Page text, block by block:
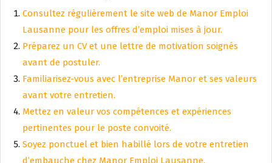
Consultez régulièrement le site web de Manor Emploi
Lausanne pour les offres d’emploi mises à jour.
Préparez un CV et une lettre de motivation soignés
avant de postuler.
Familiarisez-vous avec l’entreprise Manor et ses valeurs
avant votre entretien.
Mettez en valeur vos compétences et expériences
pertinentes pour le poste convoité.
Soyez ponctuel et bien habillé lors de votre entretien
d’embauche chez Manor Emploi Lausanne.